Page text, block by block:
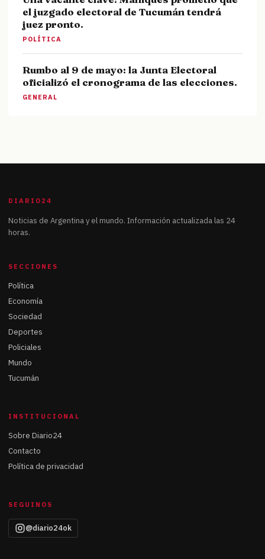
el juzgado electoral de Tucumán tendrá
juez pronto.
POLÍTICA
Rumbo al 9 de mayo: la Junta Electoral
oficializó el cronograma de las elecciones.
GENERAL
DIARIO24
Noticias de Argentina y el mundo. Información actualizada las 24
horas.
SECCIONES
Política
Economía
Sociedad
Deportes
Policiales
Mundo
Tucumán
INSTITUCIONAL
Sobre Diario24
Contacto
Política de privacidad
SEGUINOS
@diario24ok